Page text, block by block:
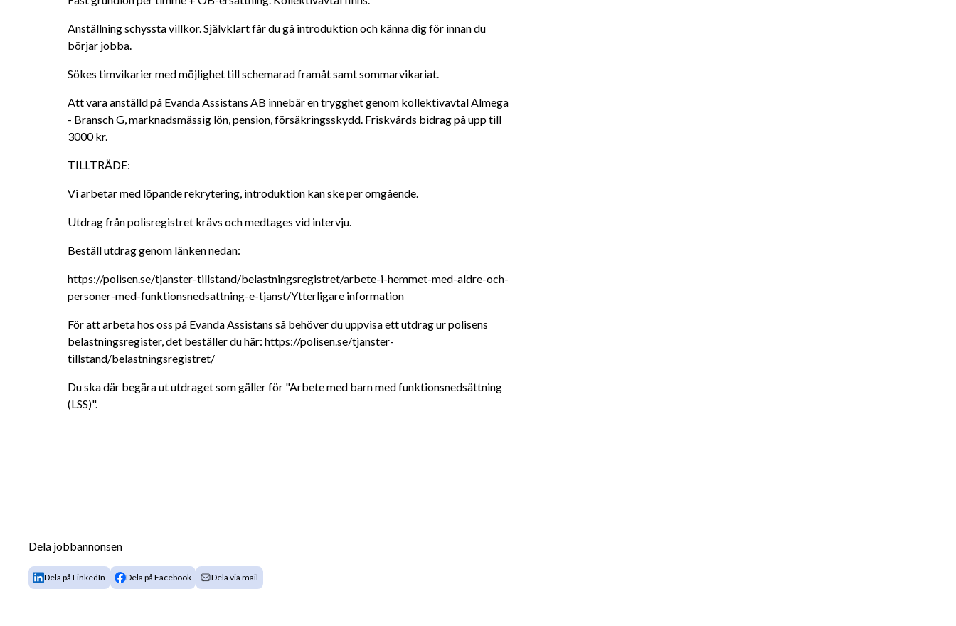
Anställning schyssta villkor. Självklart får du gå introduktion och känna dig för innan du
börjar jobba.
Sökes timvikarier med möjlighet till schemarad framåt samt sommarvikariat.
Att vara anställd på Evanda Assistans AB innebär en trygghet genom kollektivavtal Almega
- Bransch G, marknadsmässig lön, pension, försäkringsskydd. Friskvårds bidrag på upp till
3000 kr.
TILLTRÄDE:
Vi arbetar med löpande rekrytering, introduktion kan ske per omgående.
Utdrag från polisregistret krävs och medtages vid intervju.
Beställ utdrag genom länken nedan:
https://polisen.se/tjanster-tillstand/belastningsregistret/arbete-i-hemmet-med-aldre-och-
personer-med-funktionsnedsattning-e-tjanst/Ytterligare information
För att arbeta hos oss på Evanda Assistans så behöver du uppvisa ett utdrag ur polisens
belastningsregister, det beställer du här: https://polisen.se/tjanster-
tillstand/belastningsregistret/
Du ska där begära ut utdraget som gäller för "Arbete med barn med funktionsnedsättning
(LSS)".
Dela jobbannonsen
Dela på LinkedIn Dela på Facebook Dela via mail